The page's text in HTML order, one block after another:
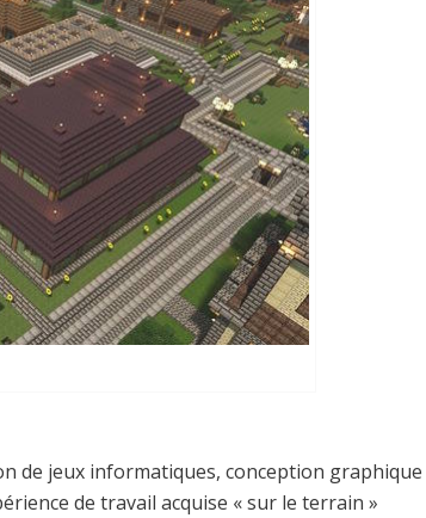
de jeux informatiques, conception graphique
de travail acquise « sur le terrain »